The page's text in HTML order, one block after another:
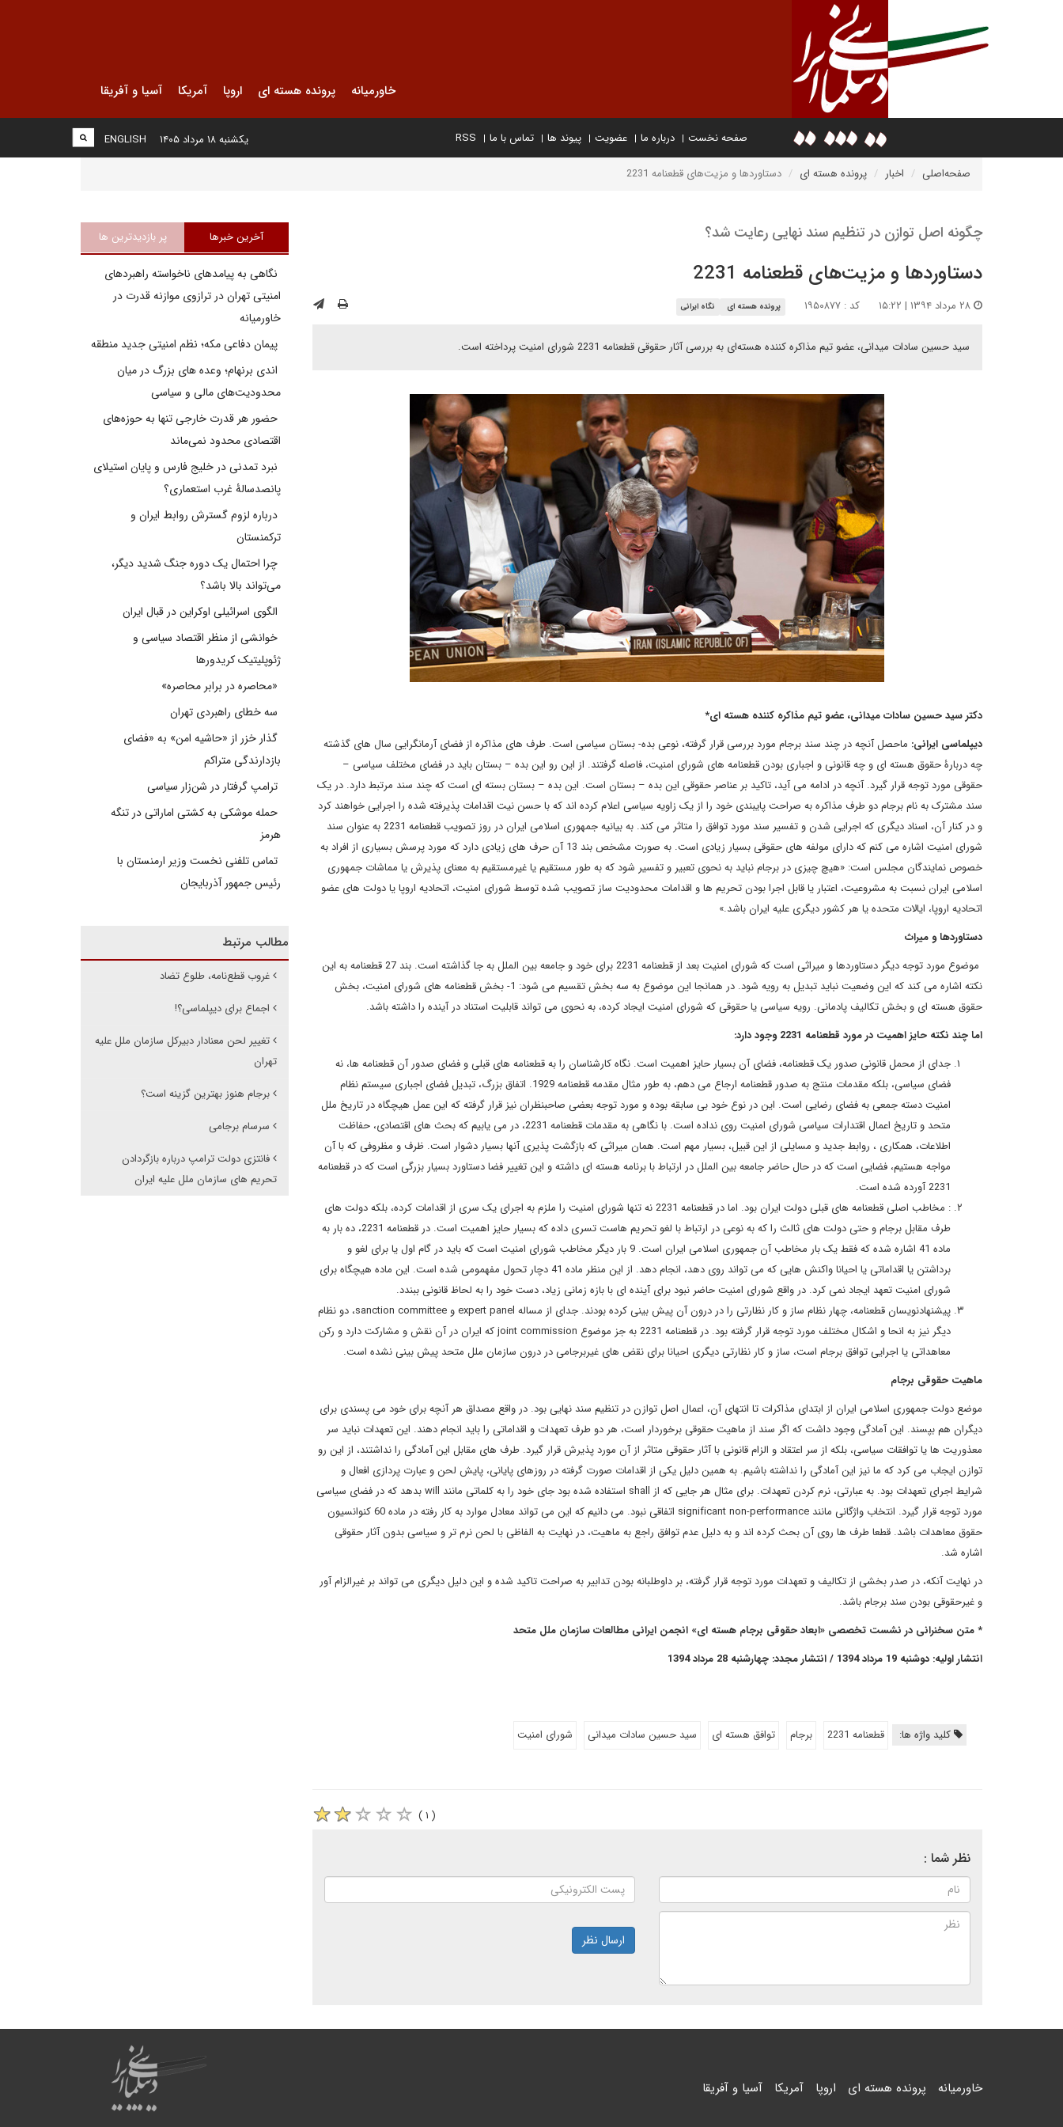
خاورمیانه پرونده هسته ای اروپا آمریکا آسیا و آفریقا
صفحه نخست درباره ما عضویت پیوند ها تماس با ما RSS
ENGLISH یکشنبه ۱۸ مرداد ۱۴۰۵
صفحه‌اصلی اخبار پرونده هسته ای دستاوردها و مزیت‌های قطعنامه 2231
چگونه اصل توازن در تنظیم سند نهایی رعایت شد؟
دستاوردها و مزیت‌های قطعنامه 2231
کد : ۱۹۵۰۸۷۷ پرونده هسته ای نگاه ایرانی
سید حسین سادات میدانی، عضو تیم مذاکره کننده هسته‌ای به بررسی آثار حقوقی قطعنامه 2231 شورای امنیت پرداخته است.
دکتر سید حسین سادات میدانی، عضو تیم مذاکره کننده هسته ای*
دیپلماسی ایرانی: ماحصل آنچه در چند سند برجام مورد بررسی قرار گرفته، نوعی بده- بستان سیاسی است. طرف های مذاکره از فضای آرمانگرایی سال های گذشته
چه دربارۀ حقوق هسته ای و چه قانونی و اجباری بودن قطعنامه های شورای امنیت، فاصله گرفتند. از این رو این بده – بستان باید در فضای مختلف سیاسی –
حقوقی مورد توجه قرار گیرد. آنچه در ادامه می آید، تاکید بر عناصر حقوقی این بده – بستان است. این بده – بستان بسته ای است که چند سند مرتبط دارد. در یک
سند مشترک به نام برجام دو طرف مذاکره به صراحت پایبندی خود را از یک زاویه سیاسی اعلام کرده اند که با حسن نیت اقدامات پذیرفته شده را اجرایی خواهند کرد
و در کنار آن، اسناد دیگری که اجرایی شدن و تفسیر سند مورد توافق را متاثر می کند. به بیانیه جمهوری اسلامی ایران در روز تصویب قطعنامه 2231 به عنوان سند
شورای امنیت اشاره می کنم که دارای مولفه های حقوقی بسیار زیادی است. به صورت مشخص بند 13 آن حرف های زیادی دارد که مورد پرسش بسیاری از افراد به
خصوص نمایندگان مجلس است: «هیچ چیزی در برجام نباید به نحوی تعبیر و تفسیر شود که به طور مستقیم یا غیرمستقیم به معنای پذیرش یا مماشات جمهوری
اسلامی ایران نسبت به مشروعیت، اعتبار یا قابل اجرا بودن تحریم ها و اقدامات محدودیت ساز تصویب شده توسط شورای امنیت، اتحادیه اروپا یا دولت های عضو
اتحادیه اروپا، ایالات متحده یا هر کشور دیگری علیه ایران باشد.»
دستاوردها و میراث
موضوع مورد توجه دیگر دستاوردها و میراثی است که شورای امنیت بعد از قطعنامه 2231 برای خود و جامعه بین الملل به جا گذاشته است. بند 27 قطعنامه به این
نکته اشاره می کند که این وضعیت نباید تبدیل به رویه شود. در همانجا این موضوع به سه بخش تقسیم می شود: 1- بخش قطعنامه های شورای امنیت، بخش
حقوق هسته ای و بخش تکالیف پادمانی. رویه سیاسی یا حقوقی که شورای امنیت ایجاد کرده، به نحوی می تواند قابلیت استناد در آینده را داشته باشد.
اما چند نکته حایز اهمیت در مورد قطعنامه 2231 وجود دارد:
جدای از محمل قانونی صدور یک قطعنامه، فضای آن بسیار حایز اهمیت است. نگاه کارشناسان را به قطعنامه های قبلی و فضای صدور آن قطعنامه ها، نه
فضای سیاسی، بلکه مقدمات منتج به صدور قطعنامه ارجاع می دهم، به طور مثال مقدمه قطعنامه 1929. اتفاق بزرگ، تبدیل فضای اجباری سیستم نظام
امنیت دسته جمعی به فضای رضایی است. این در نوع خود بی سابقه بوده و مورد توجه بعضی صاحبنظران نیز قرار گرفته که این عمل هیچگاه در تاریخ ملل
متحد و تاریخ اعمال اقتدارات سیاسی شورای امنیت روی نداده است. با نگاهی به مقدمات قطعنامه 2231، در می یابیم که بحث های اقتصادی، حفاظت
اطلاعات، همکاری ، روابط جدید و مسایلی از این قبیل، بسیار مهم است. همان میراثی که بازگشت پذیری آنها بسیار دشوار است. ظرف و مظروفی که با آن
مواجه هستیم، فضایی است که در حال حاضر جامعه بین الملل در ارتباط با برنامه هسته ای داشته و این تغییر فضا دستاورد بسیار بزرگی است که در قطعنامه
2231 آورده شده است.
: مخاطب اصلی قطعنامه های قبلی دولت ایران بود. اما در قطعنامه 2231 نه تنها شورای امنیت را ملزم به اجرای یک سری از اقدامات کرده، بلکه دولت های
طرف مقابل برجام و حتی دولت های ثالث را که به نوعی در ارتباط با لغو تحریم هاست تسری داده که بسیار حایز اهمیت است. در قطعنامه 2231، ده بار به
ماده 41 اشاره شده که فقط یک بار مخاطب آن جمهوری اسلامی ایران است. 9 بار دیگر مخاطب شورای امنیت است که باید در گام اول یا برای لغو و
برداشتن یا اقداماتی یا احیانا واکنش هایی که می تواند روی دهد، انجام دهد. از این منظر ماده 41 دچار تحول مفهمومی شده است. این ماده هیچگاه برای
شورای امنیت تعهد ایجاد نمی کرد. در واقع شورای امنیت حاضر نبود برای آینده ای با بازه زمانی زیاد، دست خود را به لحاظ قانونی ببندد.
پیشنهادنویسان قطعنامه، چهار نظام ساز و کار نظارتی را در درون آن پیش بینی کرده بودند. جدای از مساله expert panelو sanction committee، دو نظام
دیگر نیز به انحا و اشکال مختلف مورد توجه قرار گرفته بود. در قطعنامه 2231 به جز موضوع
joint commissionکه ایران در آن نقش و مشارکت دارد و رکن
معاهداتی یا اجرایی توافق برجام است، ساز و کار نظارتی دیگری احیانا برای نقض های غیربرجامی در درون سازمان ملل متحد پیش بینی نشده است.
ماهیت حقوقی برجام
موضع دولت جمهوری اسلامی ایران از ابتدای مذاکرات تا انتهای آن، اعمال اصل توازن در تنظیم سند نهایی بود. در واقع مصداق هر آنچه برای خود می پسندی برای
دیگران هم بپسند. این آمادگی وجود داشت که اگر سند از ماهیت حقوقی برخوردار است، هر دو طرف تعهدات و اقداماتی را باید انجام دهند. این تعهدات نباید سر
معذوریت ها یا توافقات سیاسی، بلکه از سر اعتقاد و الزام قانونی با آثار حقوقی متاثر از آن مورد پذیرش قرار گیرد. طرف های مقابل این آمادگی را نداشتند، از این رو
توازن ایجاب می کرد که ما نیز این آمادگی را نداشته باشیم. به همین دلیل یکی از اقدامات صورت گرفته در روزهای پایانی، پایش لحن و عبارت پردازی افعال و
شرایط اجرای تعهدات بود. به عبارتی، نرم کردن تعهدات. برای مثال هر جایی که از shall استفاده شده بود جای خود را به کلماتی مانند willبدهد که در فضای سیاسی
مورد توجه قرار گیرد. انتخاب واژگانی مانند significant non-performance
اتفاقی نبود. می دانیم که این می تواند معادل موارد به کار رفته در ماده 60 کنوانسیون
حقوق معاهدات باشد. قطعا طرف ها روی آن بحث کرده اند و به دلیل عدم توافق راجع به ماهیت، در نهایت به الفاظی با لحن نرم تر و سیاسی بدون آثار حقوقی
اشاره شد.
در نهایت آنکه، در صدر بخشی از تکالیف و تعهدات مورد توجه قرار گرفته، بر داوطلبانه بودن تدابیر به صراحت تاکید شده و این دلیل دیگری می تواند بر غیرالزام آور
و غیرحقوقی بودن سند برجام باشد.
* متن سخنرانی در نشست تخصصی «ابعاد حقوقی برجام هسته ای» انجمن ایرانی مطالعات سازمان ملل متحد
انتشار اولیه: دوشنبه 19 مرداد 1394 / انتشار مجدد: چهارشنبه 28 مرداد 1394
کلید واژه ها: قطعنامه 2231 برجام توافق هسته ای سید حسین سادات میدانی شورای امنیت
( ۱ )
نظر شما :
ارسال نظر
آخرین خبرها پر بازدیدترین ها
نگاهی به پیامدهای ناخواسته راهبردهای
امنیتی تهران در ترازوی موازنه قدرت در
خاورمیانه
پیمان دفاعی مکه؛ نظم امنیتی جدید منطقه
اندی برنهام؛ وعده های بزرگ در میان
محدودیت‌های مالی و سیاسی
حضور هر قدرت خارجی تنها به حوزه‌های
اقتصادی محدود نمی‌ماند
نبرد تمدنی در خلیج فارس و پایان استیلای
پانصدسالۀ غرب استعماری؟
درباره لزوم گسترش روابط ایران و
ترکمنستان
چرا احتمال یک دوره جنگ شدید دیگر،
می‌تواند بالا باشد؟
الگوی اسرائیلی اوکراین در قبال ایران
خوانشی از منظر اقتصاد سیاسی و
ژئوپلیتیک کریدورها
«محاصره در برابر محاصره»
سه خطای راهبردی تهران
گذار خزر از «حاشیه امن» به «فضای
بازدارندگی متراکم
ترامپ گرفتار در شن‌زار سیاسی
حمله موشکی به کشتی اماراتی در تنگه
هرمز
تماس تلفنی نخست وزیر ارمنستان با
رئیس جمهور آذربایجان
مطالب مرتبط
غروب قطع‌نامه، طلوع تضاد
اجماع برای دیپلماسی؟!
تغییر لحن معنادار دبیرکل سازمان ملل علیه
تهران
برجام هنوز بهترین گزینه است؟
سرسام برجامی
فانتزی دولت ترامپ درباره بازگردادن
تحریم های سازمان ملل علیه ایران
خاورمیانه پرونده هسته ای اروپا آمریکا آسیا و آفریقا